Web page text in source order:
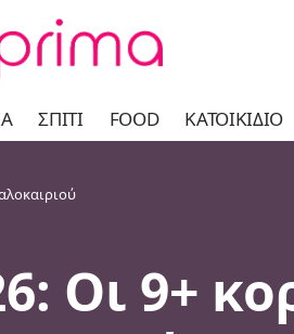
ΣΠΊΤΙ FOOD ΚΑΤΟΙΚΊΔΙΟ
Οι 9+